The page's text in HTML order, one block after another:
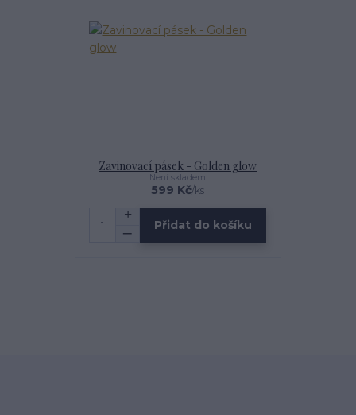
Zavinovací pásek - Golden glow
599 Kč/ks
Není skladem
Přidat do košíku